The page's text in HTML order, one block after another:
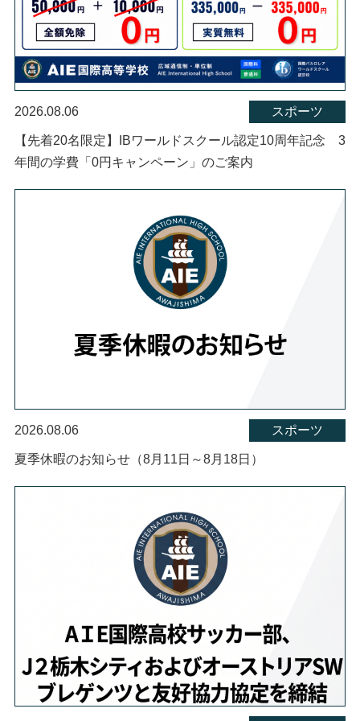
2026.08.06 スポーツ
【先着20名限定】IBワールドスクール認定10周年記念 3
年間の学費「0円キャンペーン」のご案内
2026.08.06 スポーツ
夏季休暇のお知らせ（8月11日～8月18日）